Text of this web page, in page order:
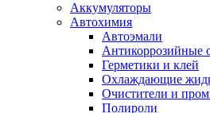
Аккумуляторы
Автохимия
Автоэмали
Антикоррозийные
Герметики и клей
Охлаждающие
Очистители и
Полироли